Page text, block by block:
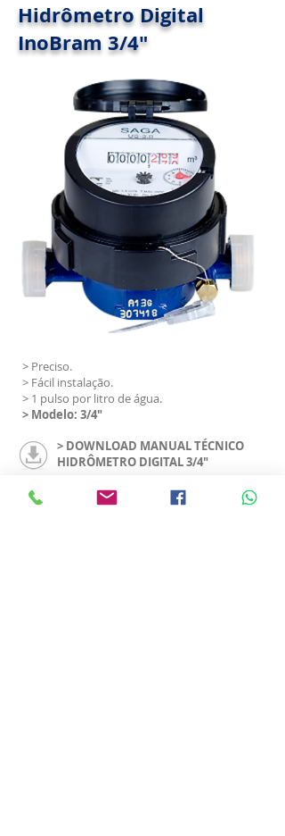
Hidrômetro Digital
InoBram 3/4"
> Preciso.
> Fácil instalação.
> 1 pulso por litro de água.
> Modelo: 3/4"
> DOWNLOAD MANUAL TÉCNICO
HIDRÔMETRO DIGITAL 3/4"
Hidrômetro Digital